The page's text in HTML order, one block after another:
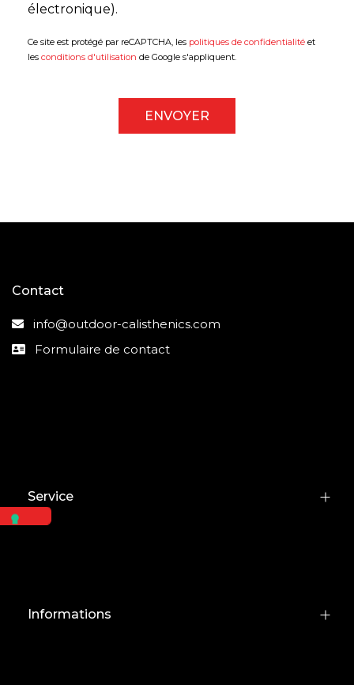
électronique).
Ce site est protégé par reCAPTCHA, les politiques de confidentialité et
les conditions d'utilisation de Google s'appliquent.
ENVOYER
Contact
info@outdoor-calisthenics.com
Formulaire de contact
Service
Informations